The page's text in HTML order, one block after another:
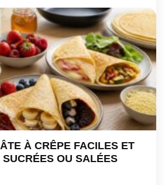
À CRÊPE FACILES ET
SUCRÉES OU SALÉES